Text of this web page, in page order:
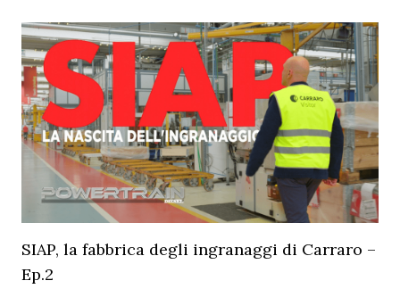
SIAP, la fabbrica degli ingranaggi di Carraro –
Ep.2